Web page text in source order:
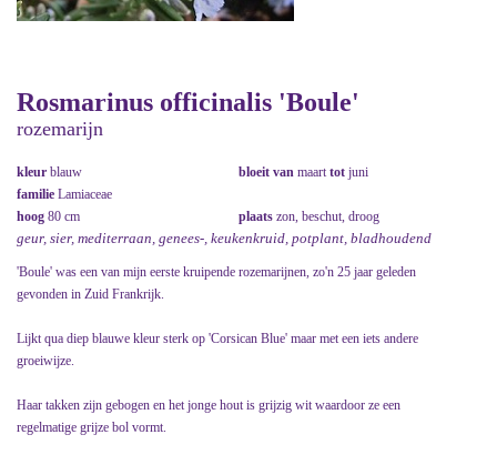
Rosmarinus officinalis 'Boule'
rozemarijn
kleur blauw bloeit van maarttot juni
familie Lamiaceae
hoog 80 cm plaats zon, beschut, droog
geur, sier, mediterraan, genees-, keukenkruid, potplant, bladhoudend
'Boule' was een van mijn eerste kruipende rozemarijnen, zo'n 25 jaar geleden
gevonden in Zuid Frankrijk.
Lijkt qua diep blauwe kleur sterk op 'Corsican Blue' maar met een iets andere
groeiwijze.
Haar takken zijn gebogen en het jonge hout is grijzig wit waardoor ze een
regelmatige grijze bol vormt.